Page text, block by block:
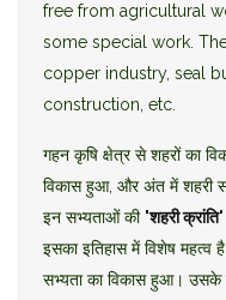
free from agricultural
some special work.
copper industry, seal
construction, etc.
गहन कृषि क्षेत्र से शहरों का
विकास हुआ, और अंत में शहरी
इन सभ्यताओं की 'शहरी क्रांति'
इसका इतिहास में विशेष महत्व
सभ्यता का विकास हुआ। उसके